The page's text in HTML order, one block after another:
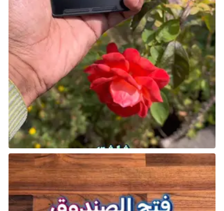
السبعة مثل Blackbeard وأساطير العصر الذهبي للقراصنة،
فإن Sea of Thieves تقدم نسخة متعمقة -وإن كانت
كرتونية بعض الشيء- من هذه التجربة.
المعارك البحرية، والهجمات على متن السفن، والنهب
الجماعي تشكل جوهر اللعبة، والقدرة على القيام بذلك ضد
لاعبين آخرين يعزز التجربة بشكل أكبر. الجانب التنافسي
لمداهمة بعضكم بعضًا، وحقيقة أنك تأخذ الذهب من
شخص حقيقي وليس مجرد شخصية غير قابلة للعب NPC،
يجعلك تشعر وكأنك حقًا سيد البحار.
حسنًا، هذا حتى يقوم أحد أعضاء طاقمك بإغراق السفينة
عن طريق الخطأ أو تنقلب بسبب مخلوق بحري عشوائي.
البحر قاسٍ حقًّا.
شارك هذه الصفحة عبر